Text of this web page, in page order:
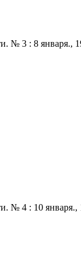
№ 3 : 8 января.,
№ 4 : 10 января.,